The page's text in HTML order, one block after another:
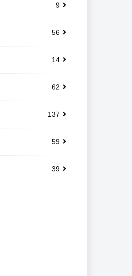
9
56
14
62
137
59
39